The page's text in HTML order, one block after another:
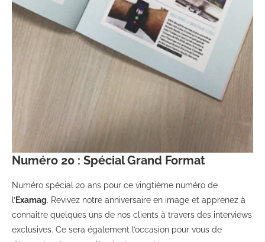
Numéro 20 : Spécial Grand Format
Numéro spécial 20 ans pour ce vingtième numéro de
l’ Examag. Revivez notre anniversaire en image et apprenez à
connaître quelques uns de nos clients à travers des interviews
exclusives. Ce sera également l’occasion pour vous de